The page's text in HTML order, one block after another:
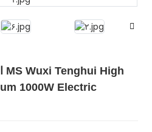
1000W Electric